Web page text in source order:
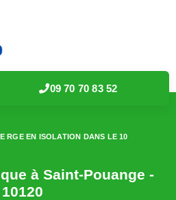
09 70 70 83 52
RGE EN ISOLATION DANS LE 10
à Saint-Pouange -
10120